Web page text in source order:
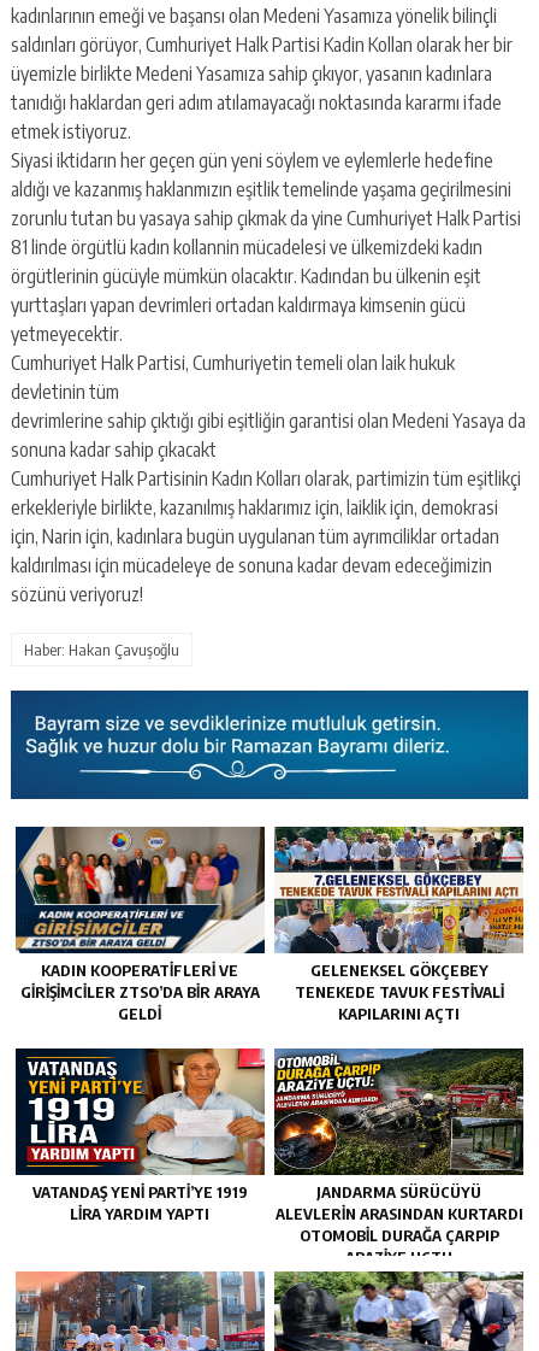
kadınlarının emeği ve başansı olan Medeni Yasamıza yönelik bilinçli
saldınları görüyor, Cumhuriyet Halk Partisi Kadin Kollan olarak her bir
üyemizle birlikte Medeni Yasamıza sahip çıkıyor, yasanın kadınlara
tanıdığı haklardan geri adım atılamayacağı noktasında kararmı ifade
etmek istiyoruz.
Siyasi iktidarın her geçen gün yeni söylem ve eylemlerle hedefine
aldığı ve kazanmış haklanmızın eşitlik temelinde yaşama geçirilmesini
zorunlu tutan bu yasaya sahip çıkmak da yine Cumhuriyet Halk Partisi
81 linde örgütlü kadın kollannin mücadelesi ve ülkemizdeki kadın
örgütlerinin gücüyle mümkün olacaktır. Kadından bu ülkenin eşit
yurttaşları yapan devrimleri ortadan kaldırmaya kimsenin gücü
yetmeyecektir.
Cumhuriyet Halk Partisi, Cumhuriyetin temeli olan laik hukuk
devletinin tüm
devrimlerine sahip çıktığı gibi eşitliğin garantisi olan Medeni Yasaya da
sonuna kadar sahip çıkacakt
Cumhuriyet Halk Partisinin Kadın Kolları olarak, partimizin tüm eşitlikçi
erkekleriyle birlikte, kazanılmış haklarımız için, laiklik için, demokrasi
için, Narin için, kadınlara bugün uygulanan tüm ayrımciliklar ortadan
kaldırılması için mücadeleye de sonuna kadar devam edeceğimizin
sözünü veriyoruz!
Haber: Hakan Çavuşoğlu
KADIN KOOPERATİFLERİ VE
GİRİŞİMCİLER ZTSO’DA BİR ARAYA
GELDİ
GELENEKSEL GÖKÇEBEY
TENEKEDE TAVUK FESTIVALI
KAPILARINI AÇTI
VATANDAŞ YENİ PARTİ’YE 1919
LİRA YARDIM YAPTI
JANDARMA SÜRÜCÜYÜ
ALEVLERIN ARASINDAN KURTARDI
OTOMOBIL DURAĞA ÇARPIP
ARAZIYE UÇTU